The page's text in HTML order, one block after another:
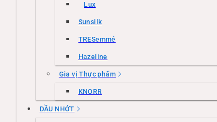
Lux
Sunsilk
TRESemmé
Hazeline
Gia vị Thực phẩm
KNORR
DẦU NHỚT